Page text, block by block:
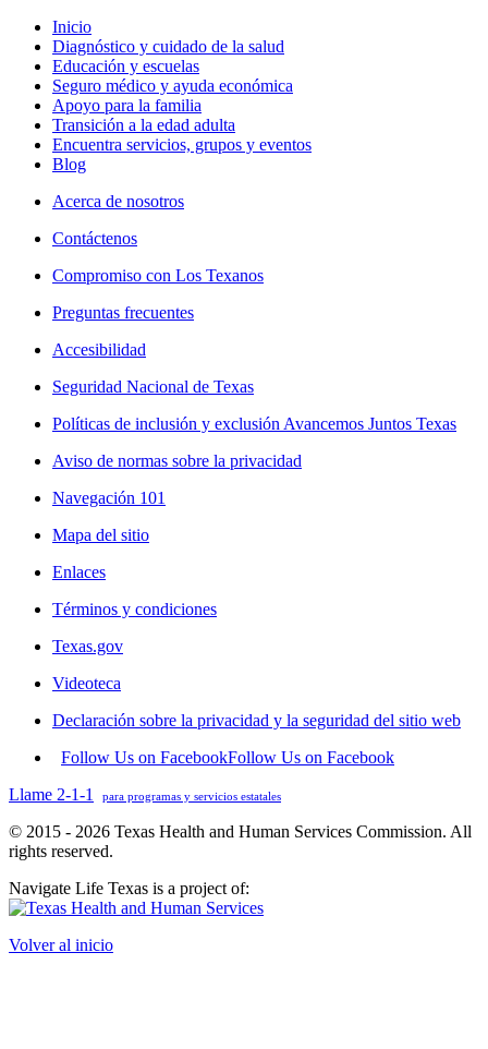
Inicio
Diagnóstico y cuidado de la salud
Educación y escuelas
Seguro médico y ayuda económica
Apoyo para la familia
Transición a la edad adulta
Encuentra servicios, grupos y eventos
Blog
Acerca de nosotros
Contáctenos
Compromiso con Los Texanos
Preguntas frecuentes
Accesibilidad
Seguridad Nacional de Texas
Políticas de inclusión y exclusión Avancemos Juntos Texas
Aviso de normas sobre la privacidad
Navegación 101
Mapa del sitio
Enlaces
Términos y condiciones
Texas.gov
Videoteca
Declaración sobre la privacidad y la seguridad del sitio web
Follow Us on FacebookFollow Us on Facebook
Llame 2-1-1
para programas y servicios estatales
© 2015 - 2026 Texas Health and Human Services Commission. All
rights reserved.
Navigate Life Texas is a project of:
Volver al inicio